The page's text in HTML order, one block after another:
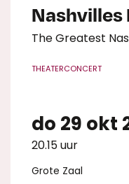
Nashvilles
The Greatest
THEATERCONCERT
do 29 okt
20.15 uur
Grote Zaal